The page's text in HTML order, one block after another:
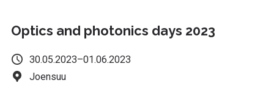
Optics and photonics days 2023
30.05.2023–01.06.2023
Joensuu